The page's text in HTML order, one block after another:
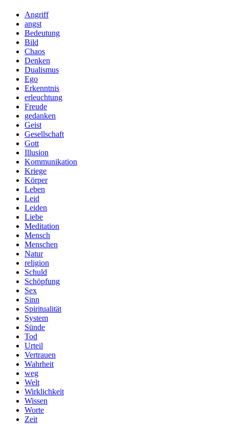
Angriff
angst
Bedeutung
Bild
Chaos
Denken
Dualismus
Ego
Erkenntnis
erleuchtung
Freude
gedanken
Geist
Gesellschaft
Gott
Illusion
Kommunikation
Kriege
Körper
Leben
Leid
Leiden
Liebe
Meditation
Mensch
Menschen
Natur
religion
Schuld
Schöpfung
Sex
Sinn
Spiritualität
System
Sünde
Tod
Urteil
Vertrauen
Wahrheit
weg
Welt
Wirklichkeit
Wissen
Worte
Zeit